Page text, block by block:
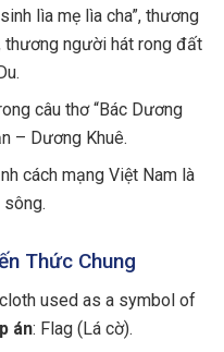
lìa mẹ lìa cha”, thương
người hát rong đất
câu thơ “Bác Dương
– Dương Khuê.
cách mạng Việt Nam là
sông.
Thức Chung
used as a symbol of
án: Flag (Lá cờ).